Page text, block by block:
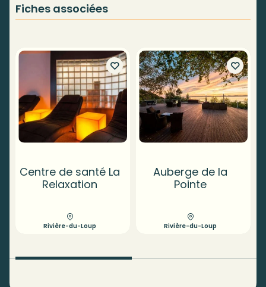
Fiches associées
Centre de santé La
Relaxation
Rivière-du-Loup
Auberge de la
Pointe
Rivière-du-Loup